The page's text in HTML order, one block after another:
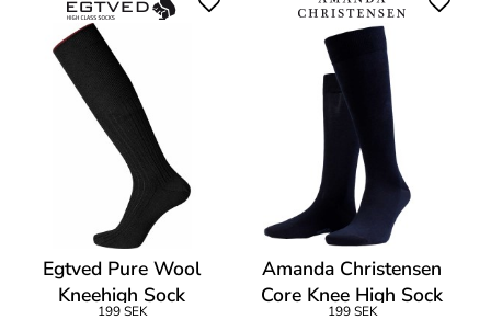
Egtved Pure Wool
Kneehigh Sock
199 SEK
Amanda Christensen
Core Knee High Sock
199 SEK